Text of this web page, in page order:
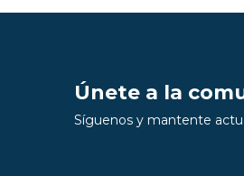
Únete a la
Síguenos y mantente